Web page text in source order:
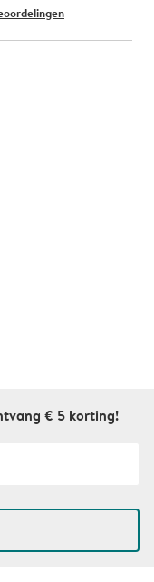
€ 5 korting!